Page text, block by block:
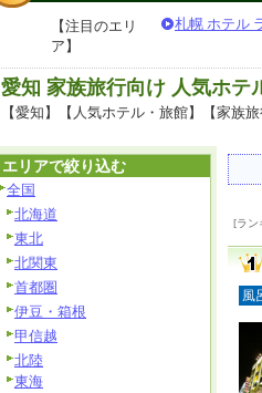
【注目のエリ
ア】
札幌 ホテル
愛知 家族旅行向け 人気ホテ
【愛知】【人気ホテル・旅館】【家族
[ラン
風
エリアで絞り込む
全国
北海道
東北
北関東
首都圏
伊豆・箱根
甲信越
北陸
東海